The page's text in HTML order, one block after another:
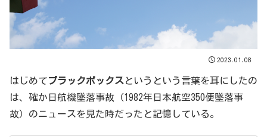
2023.01.08
はじめてブラックボックス というという言葉を耳にしたの
は、確か日航機墜落事故（1982年日本航空350便墜落事
故）のニュースを見た時だったと記憶している。